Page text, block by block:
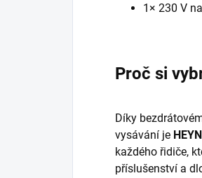
1× 230 V
Proč si
Díky
vysávání je
každého řidiče,
příslušenství a